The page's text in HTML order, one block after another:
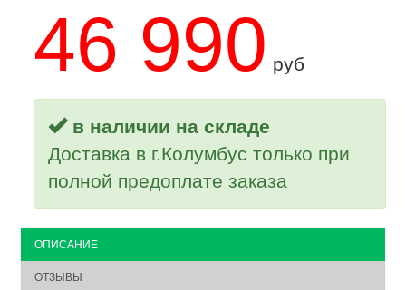
46 990 руб
в наличии на складе
Доставка в г.Колумбус только при
полной предоплате заказа
ОПИСАНИЕ
ОТЗЫВЫ